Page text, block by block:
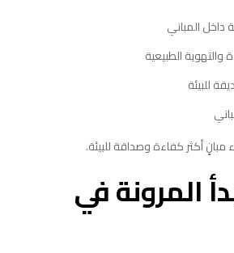
داخل المباني
والتهوية الطبيعية
للبيئة
مبانٍ أكثر كفاءة وصداقة للبيئة.
المرونة في